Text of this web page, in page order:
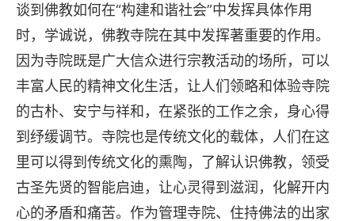
谈到佛教如何在“构建和谐社会”中发挥具体作用
时，学诚说，佛教寺院在其中发挥著重要的作用。
因为寺院既是广大信众进行宗教活动的场所，可以
丰富人民的精神文化生活，让人们领略和体验寺院
的古朴、安宁与祥和，在紧张的工作之余，身心得
到纾缓调节。寺院也是传统文化的载体，人们在这
里可以得到传统文化的熏陶，了解认识佛教，领受
古圣先贤的智能启迪，让心灵得到滋润，化解开内
心的矛盾和痛苦。作为管理寺院、住持佛法的出家